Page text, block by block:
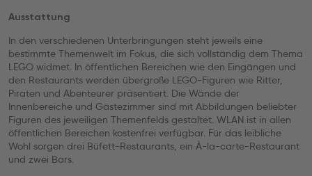
Ausstattung
In den verschiedenen Unterbringungen steht jeweils eine
bestimmte Themenwelt im Fokus, die sich vollständig dem Thema
LEGO widmet. In öffentlichen Bereichen wie den Eingängen und
den Restaurants werden übergroße LEGO-Figuren wie Ritter,
Piraten und Abenteurer präsentiert. Die Wände der
Innenbereiche und Gästezimmer sind mit Abbildungen beliebter
Figuren des jeweiligen Themenfelds gestaltet. WLAN ist in allen
öffentlichen Bereichen kostenfrei verfügbar. Für das leibliche
Wohl sorgen drei Büfett-Restaurants, ein À-la-carte-Restaurant
und zwei Bars.